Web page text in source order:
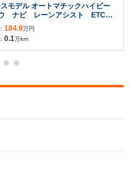
モデル オートマチックハイビー
ウ ナビ レーンアシスト ETC
ヒーター エアコン オートライ
コントロール 衝突被害軽減シ
184.9万円
0.1万km